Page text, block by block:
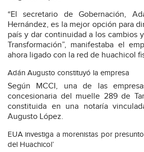
“El secretario de Gobernación,
Hernández, es la mejor opción para
país y dar continuidad a los cambios
Transformación”, manifestaba el
ahora ligado con la red de huachicol
Adán Augusto constituyó la empresa
Según MCCI, una de las
concesionaria del muelle 289 de
constituida en una notaría
Augusto López.
EUA investiga a morenistas por
del Huachicol’